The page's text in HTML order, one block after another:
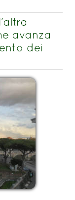
avanza
dei